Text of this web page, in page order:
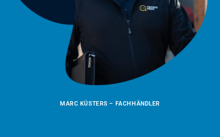
MARC KÜSTERS – FACHHÄNDLER